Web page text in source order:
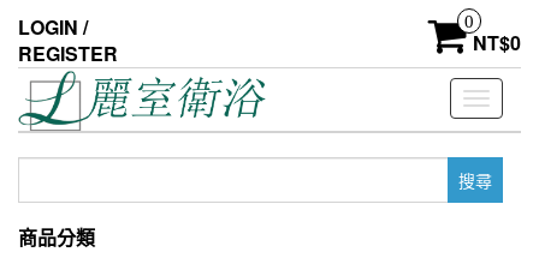
the
content
LOGIN /
REGISTER
0
NT$0
Toggle
鍵
商品分類